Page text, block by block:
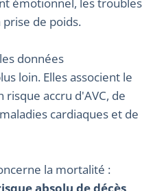
de poids.
données
loin. Elles associent le
accru d'AVC, de
cardiaques et de
la mortalité :